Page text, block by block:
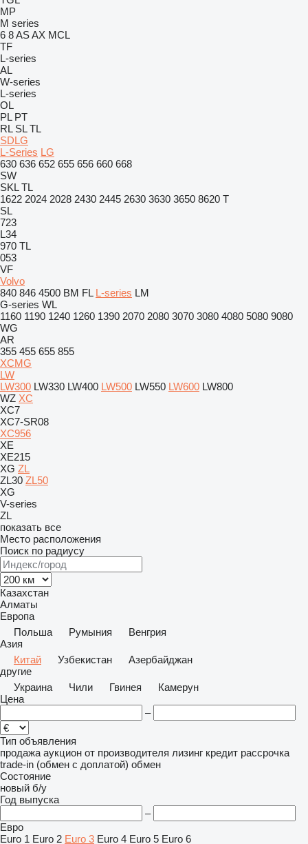
MP
M series
6 8ASAX MCL
TF
L-series
AL
W-series
L-series
OL
PL PT
RL SL TL
SDLG
L-Series LG
630 636 652 655 656 660 668
SW
SKL TL
1622 2024 2028 2430 2445 2630 3630 3650 8620 T
SL
723
L34
970 TL
053
VF
Volvo
840 846 4500 BM FL L-series LM
G-series WL
1160 1190 1240 1260 1390 2070 2080 3070 3080 4080 5080 9080
WG
AR
355 455 655 855
XCMG
LW
LW300 LW330 LW400 LW500 LW550 LW600 LW800
WZ XC
XC7
XC7-SR08
XC956
XE
XE215
XG ZL
ZL30 ZL50
XG
V-series
ZL
показать все
Место расположения
Поиск по радиусу
Казахстан
Алматы
Европа
Польша
Румыния
Венгрия
Азия
Китай
Узбекистан
Азербайджан
другие
Украина
Чили Гвинея
Камерун
Цена
–
Тип объявления
продажа аукцион от производителя лизинг кредит рассрочка
trade-in (обмен с доплатой) обмен
Состояние
новый б/у
Год выпуска
–
Евро
Euro 1 Euro 2 Euro 3 Euro 4 Euro 5 Euro 6